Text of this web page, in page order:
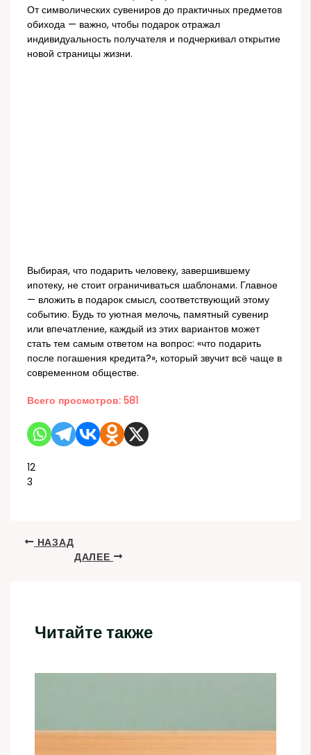
От символических сувениров до практичных предметов
обихода — важно, чтобы подарок отражал
индивидуальность получателя и подчеркивал открытие
новой страницы жизни.
Выбирая, что подарить человеку, завершившему
ипотеку, не стоит ограничиваться шаблонами. Главное
— вложить в подарок смысл, соответствующий этому
событию. Будь то уютная мелочь, памятный сувенир
или впечатление, каждый из этих вариантов может
стать тем самым ответом на вопрос: «что подарить
после погашения кредита?», который звучит всё чаще в
современном обществе.
Всего просмотров: 581
12
3
НАЗАД
ДАЛЕЕ
Читайте также